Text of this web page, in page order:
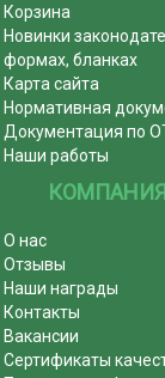
Корзина
Новинки
формах, бланках
Карта сайта
Нормативная
Документация по
Наши работы
О нас
Отзывы
Наши награды
Контакты
Вакансии
Сертификаты